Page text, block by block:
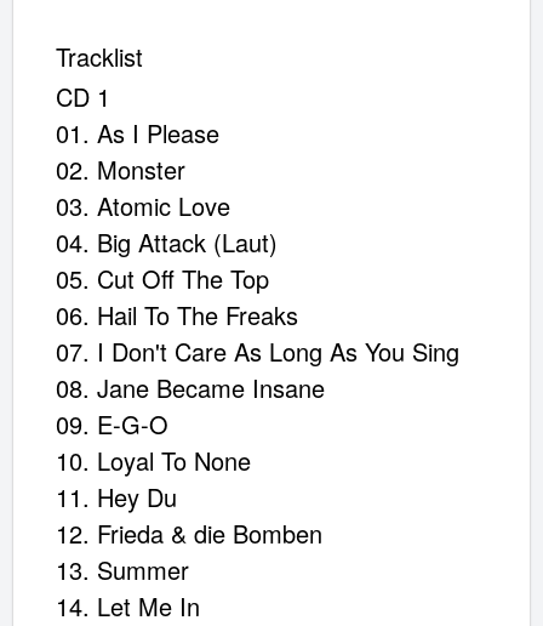
Tracklist
CD 1
01. As I Please
02. Monster
03. Atomic Love
04. Big Attack (Laut)
05. Cut Off The Top
06. Hail To The Freaks
07. I Don't Care As Long As You Sing
08. Jane Became Insane
09. E-G-O
10. Loyal To None
11. Hey Du
12. Frieda & die Bomben
13. Summer
14. Let Me In